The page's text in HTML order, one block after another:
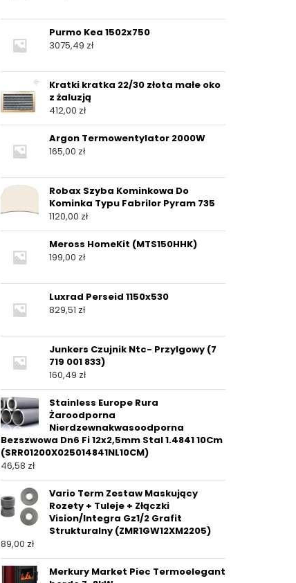
Purmo Kea 1502x750
3075,49 zł
Kratki kratka 22/30 złota małe oko
z żaluzją
412,00 zł
Argon Termowentylator 2000W
165,00 zł
Robax Szyba Kominkowa Do
Kominka Typu Fabrilor Pyram 735
1120,00 zł
Meross HomeKit (MTS150HHK)
199,00 zł
Luxrad Perseid 1150x530
829,51 zł
Junkers Czujnik Ntc- Przylgowy (7
719 001 833)
160,49 zł
Stainless Europe Rura
Żaroodporna
Nierdzewnakwasoodporna
Bezszwowa Dn6 Fi 12x2,5mm Stal 1.4841 10Cm
(SRR01200X025014841NL10CM)
46,58 zł
Vario Term Zestaw Maskujący
Rozety + Tuleje + Złączki
Vision/Integra Gz1/2 Grafit
Strukturalny (ZMR1GW12XM2205)
89,00 zł
Merkury Market Piec Termoelegant